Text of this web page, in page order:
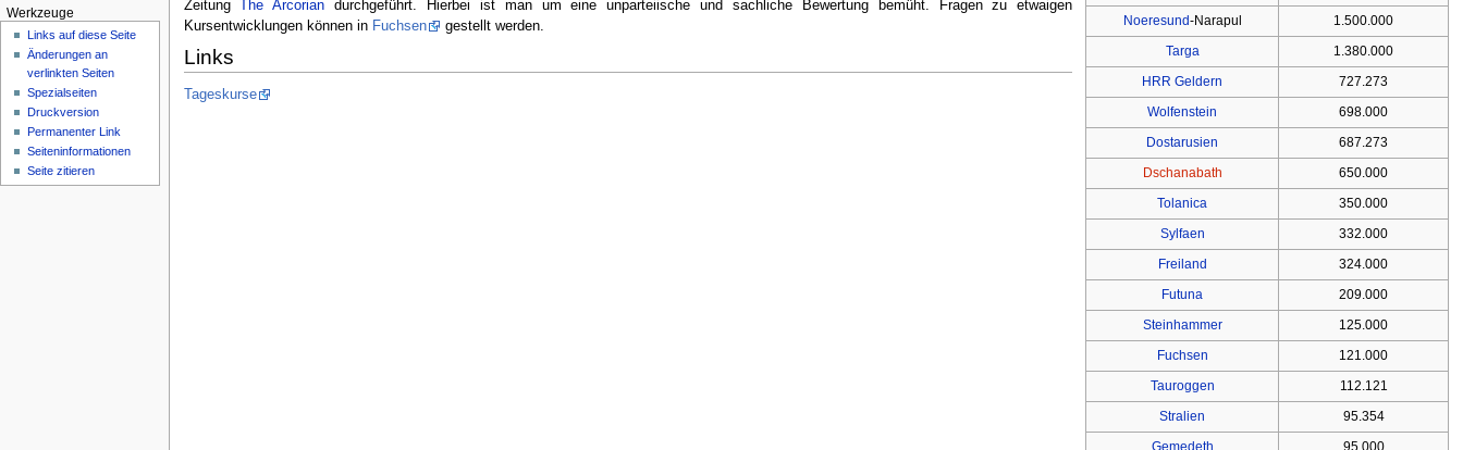
Noeresund-Narapul
1.500.000
Targa
1.380.000
HRR Geldern
727.273
Wolfenstein
698.000
Dostarusien
687.273
Dschanabath
650.000
Tolanica
350.000
Sylfaen
332.000
Freiland
324.000
Futuna
209.000
Steinhammer
125.000
Fuchsen
121.000
Tauroggen
112.121
Stralien
95.354
Gemedeth
95.000
ZeitungThe Arcorian durchgeführt. Hierbei ist man um eine unparteiische und sachliche Bewertung bemüht. Fragen zu etwaigen
Kursentwicklungen können in Fuchsen gestellt werden.
Links
Tageskurse
Werkzeuge
Links auf diese Seite
Änderungen an
verlinkten Seiten
Spezialseiten
Druckversion
Permanenter Link
Seiten­­informationen
Seite zitieren